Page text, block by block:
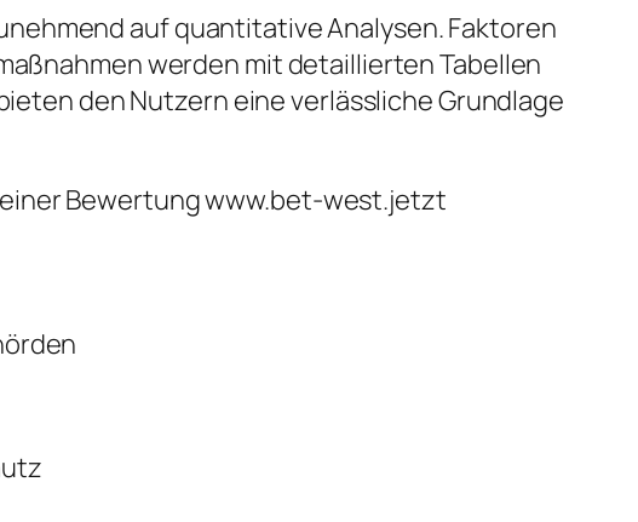
auf quantitative Analysen. Faktoren
werden mit detaillierten Tabellen
den Nutzern eine verlässliche Grundlage
Bewertung www.bet-west.jetzt